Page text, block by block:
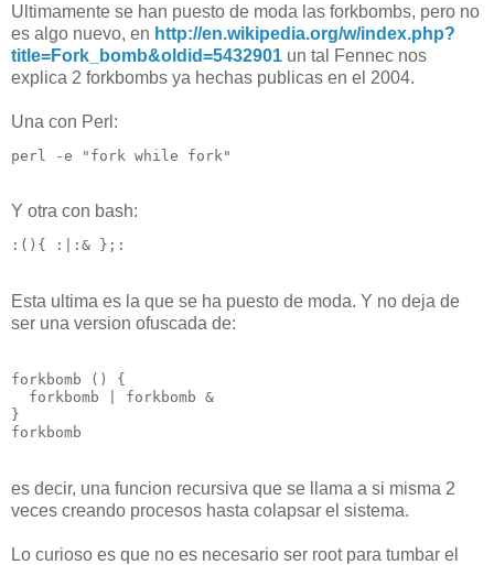
Ultimamente se han puesto de moda las forkbombs, pero no
es algo nuevo, en http://en.wikipedia.org/w/index.php?
title=Fork_bomb&oldid=5432901 un tal Fennec nos
explica 2 forkbombs ya hechas publicas en el 2004.
Una con Perl:
perl -e "fork while fork"
Y otra con bash:
:(){ :|:& };:
Esta ultima es la que se ha puesto de moda. Y no deja de
ser una version ofuscada de:
forkbomb () {
  forkbomb | forkbomb &
}
forkbomb
es decir, una funcion recursiva que se llama a si misma 2
veces creando procesos hasta colapsar el sistema.
Lo curioso es que no es necesario ser root para tumbar el